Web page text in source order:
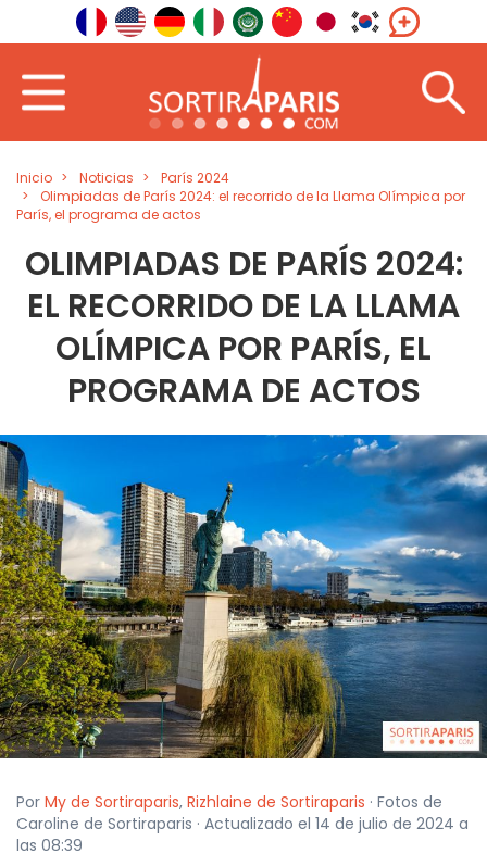
Inicio Noticias
París 2024
Olimpiadas de París 2024: el recorrido de la Llama Olímpica por
París, el programa de actos
OLIMPIADAS DE PARÍS 2024:
EL RECORRIDO DE LA LLAMA
OLÍMPICA POR PARÍS, EL
PROGRAMA DE ACTOS
Por My de Sortiraparis, Rizhlaine de Sortiraparis · Fotos de
Caroline de Sortiraparis · Actualizado el 14 de julio de 2024 a
las 08:39